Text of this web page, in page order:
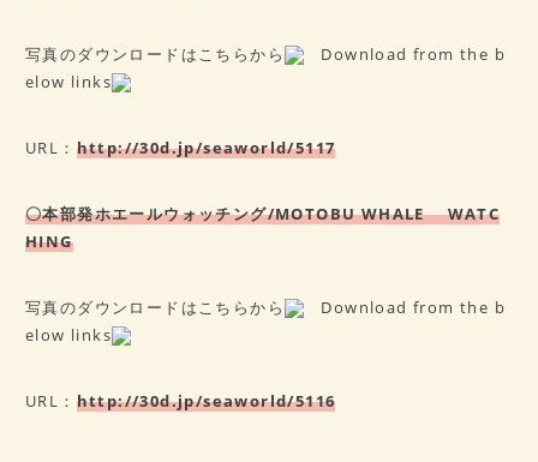
写真のダウンロードはこちらから
Download from the b
elow links
URL： http://30d.jp/seaworld/5117
〇本部発ホエールウォッチング/MOTOBU WHALE WATC
HING
写真のダウンロードはこちらから
Download from the b
elow links
URL： http://30d.jp/seaworld/5116